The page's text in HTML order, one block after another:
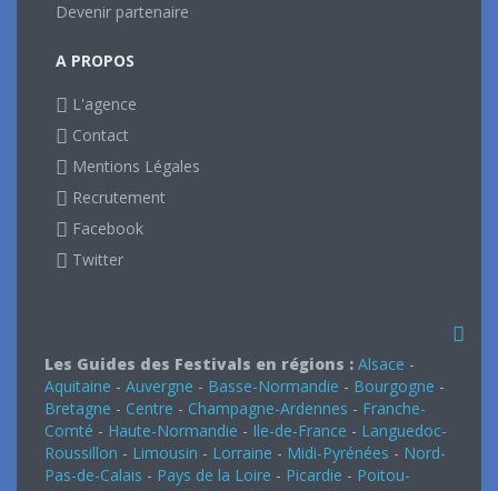
Devenir partenaire
A PROPOS
L'agence
Contact
Mentions Légales
Recrutement
Facebook
Twitter
Les Guides des Festivals en régions : Alsace -
Aquitaine - Auvergne - Basse-Normandie - Bourgogne -
Bretagne - Centre - Champagne-Ardennes - Franche-
Comté - Haute-Normandie - Ile-de-France - Languedoc-
Roussillon - Limousin - Lorraine - Midi-Pyrénées - Nord-
Pas-de-Calais - Pays de la Loire - Picardie - Poitou-